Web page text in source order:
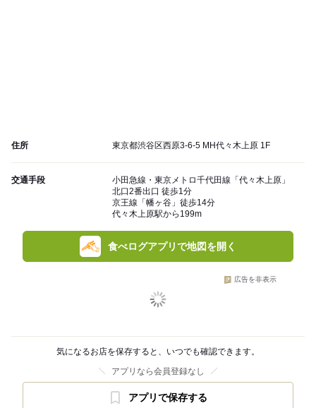
住所 東京都渋谷区西原3-6-5 MH代々木上原 1F
交通手段
小田急線・東京メトロ千代田線「代々木上原」
北口2番出口 徒歩1分
京王線「幡ヶ谷」徒歩14分
代々木上原駅から199m
食べログアプリで地図を開く
広告を非表示
気になるお店を保存すると、いつでも確認できます。
アプリなら会員登録なし
アプリで保存する